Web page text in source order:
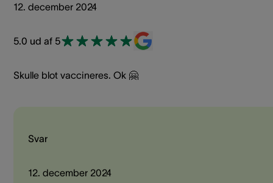
12. december 2024
5.0 ud af 5
Skulle blot vaccineres. Ok 🤗
Svar
12. december 2024